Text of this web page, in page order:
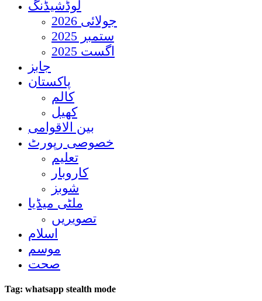
لوڈشیڈنگ
جولائی 2026
ستمبر 2025
اگست 2025
جابز
پاکستان
کالم
کھیل
بین الاقوامی
خصوصی رپورٹ
تعلیم
کاروبار
شوبز
ملٹی میڈیا
تصویریں
اسلام
موسم
صحت
Tag: whatsapp stealth mode